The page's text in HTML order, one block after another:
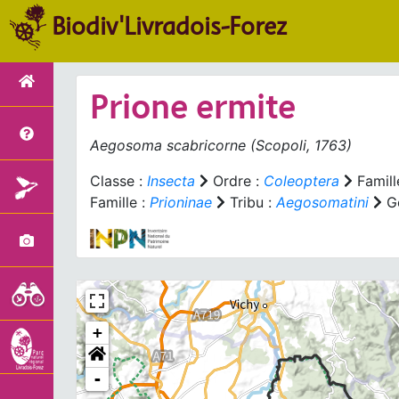
Biodiv'Livradois-Forez
Prione ermite
Aegosoma scabricorne (Scopoli, 1763)
Classe : Insecta Ordre : Coleoptera
Famille : Prioninae Tribu :Aegosomatini
+
-